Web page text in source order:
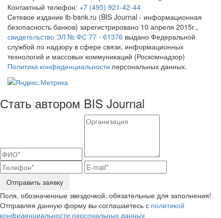
Контактный телефон: +7 (495) 921-42-44
Сетевое издание ib-bank.ru (BIS Journal - информационная
безопасность банков) зарегистрировано 10 апреля 2015г.,
свидетельство ЭЛ № ФС 77 - 61376 выдано Федеральной
службой по надзору в сфере связи, информационных
технологий и массовых коммуникаций (Роскомнадзор)
Политика конфиденциальности персональных данных.
Стать автором BIS Journal
Отправить заявку
Поля, обозначенные звездочкой, обязательные для заполнения!
Отправляя данную форму вы соглашаетесь с политикой
конфиденциальности персональных данных